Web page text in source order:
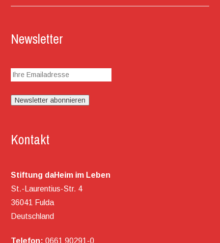
Newsletter
Kontakt
Stiftung daHeim im Leben
St.-Laurentius-Str. 4
36041 Fulda
Deutschland
Telefon: 0661 90291-0